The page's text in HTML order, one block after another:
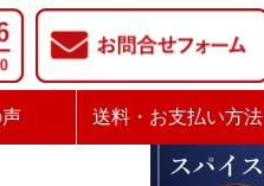
送料・お支払い方法